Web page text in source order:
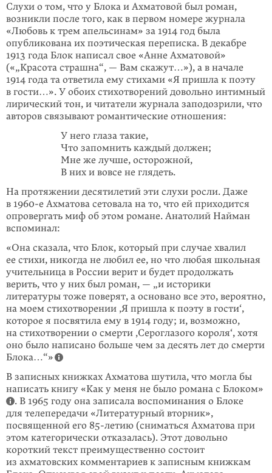
Слухи о том, что у Блока и Ахматовой был роман,
возникли после того, как в первом номере журнала
«Любовь к трем апельсинам» за 1914 год была
опубликована их поэтическая переписка. В декабре
1913 года Блок написал свое «Анне Ахматовой»
(«„Красота страшна“, — Вам скажут…»), а в начале
1914 года та ответила ему стихами «Я пришла к поэту
в гости…». У обоих стихотворений довольно интимный
лирический тон, и читатели журнала заподозрили, что
авторов связывают романтические отношения:
У него глаза такие,
Что запомнить каждый должен;
Мне же лучше, осторожной,
В них и вовсе не глядеть.
На протяжении десятилетий эти слухи росли. Даже
в 1960-е Ахматова сетовала на то, что ей приходится
опровергать миф об этом романе. Анатолий Найман
вспоминал:
«Она сказала, что Блок, который при случае хвалил
ее стихи, никогда не любил ее, но что любая школьная
учительница в России верит и будет продолжать
верить, что у них был роман, — „и историки
литературы тоже поверят, а основано все это, вероятно,
на моем стихотворении ‚Я пришла к поэту в гости‘,
которое я посвятила ему в 1914 году; и, возможно,
на стихотворении о смерти ‚Сероглазого короля‘, хотя
оно было написано больше чем за десять лет до смерти
Блока…“»
В записных книжках Ахматова шутила, что могла бы
написать книгу «Как у меня не было романа с Блоком»
. В 1965 году она записала воспоминания о Блоке
для телепередачи «Литературный вторник»,
посвященной его 85-летию (сниматься Ахматова при
этом категорически отказалась). Этот довольно
короткий текст преимущественно состоит
из ахматовских коммента­риев к записным книжкам